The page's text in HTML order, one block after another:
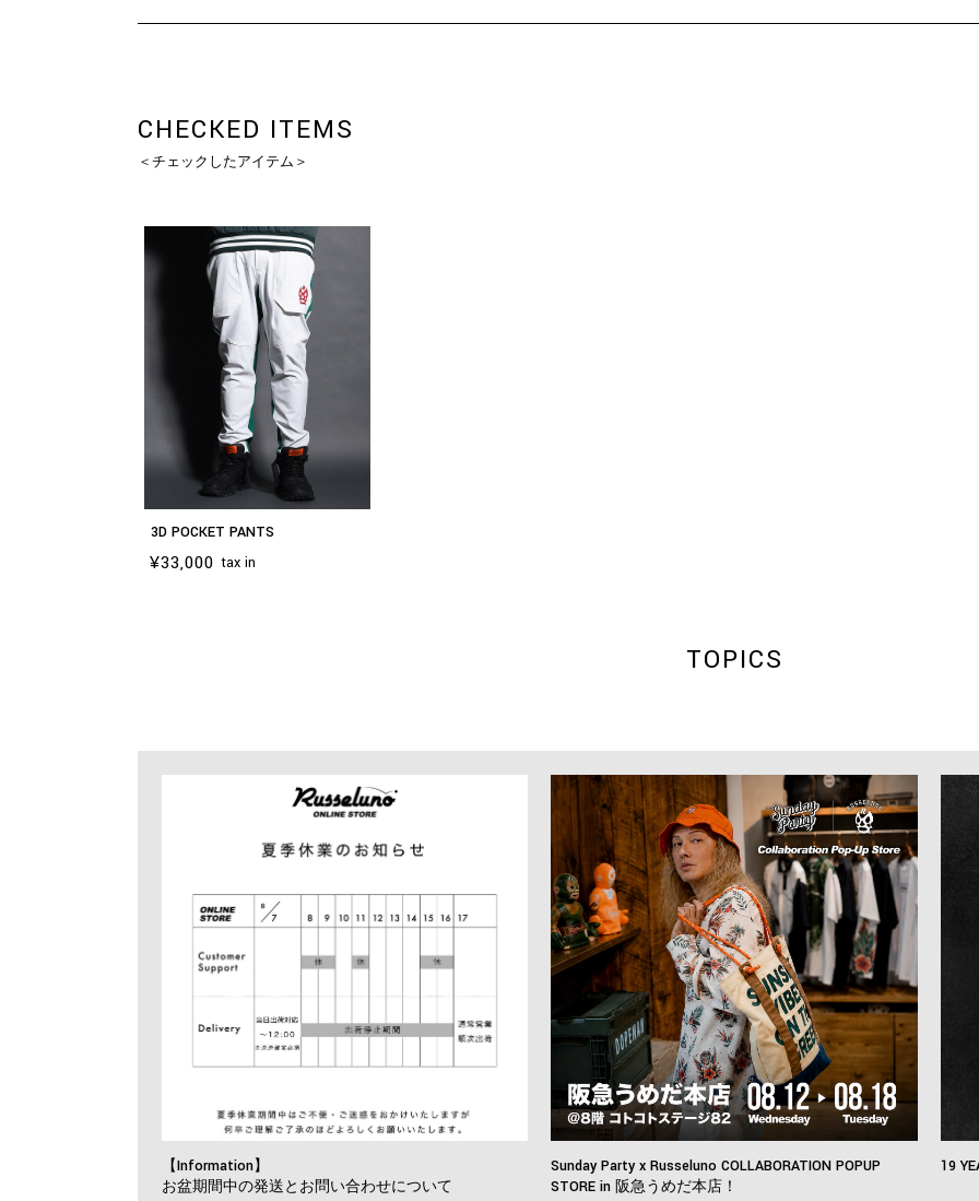
CHECKED ITEMS
＜チェックしたアイテム＞
3D POCKET PANTS
¥33,000 tax in
TOPICS
【Information】
お盆期間中の発送とお問い合わせについて
Sunday Party x Russeluno COLLABORATION POPUP
STORE in 阪急うめだ本店！
19